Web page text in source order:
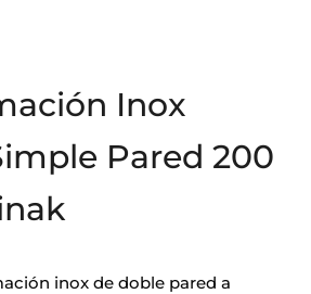
Inox
Pared 200
inox de doble pared a